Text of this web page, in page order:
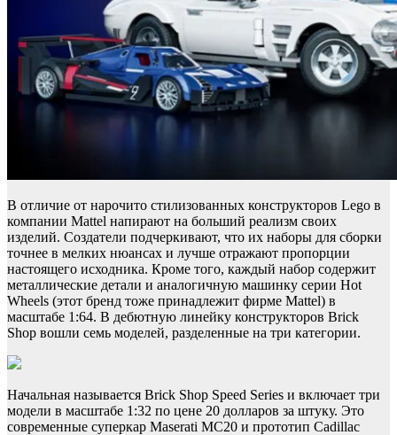
В отличие от нарочито стилизованных конструкторов Lego в
компании Mattel напирают на больший реализм своих
изделий. Создатели подчеркивают, что их наборы для сборки
точнее в мелких нюансах и лучше отражают пропорции
настоящего исходника. Кроме того, каждый набор содержит
металлические детали и аналогичную машинку серии Hot
Wheels (этот бренд тоже принадлежит фирме Mattel) в
масштабе 1:64. В дебютную линейку конструкторов Brick
Shop вошли семь моделей, разделенные на три категории.
Начальная называется Brick Shop Speed Series и включает три
модели в масштабе 1:32 по цене 20 долларов за штуку. Это
современные суперкар Maserati MC20 и прототип Cadillac